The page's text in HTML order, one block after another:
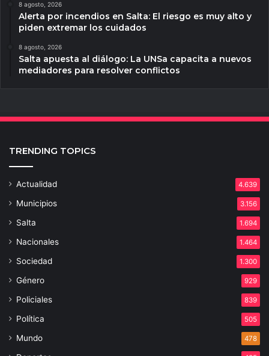
8 agosto, 2026
Alerta por incendios en Salta: El riesgo es muy alto y
piden extremar los cuidados
8 agosto, 2026
Salta apuesta al diálogo: La UNSa capacita a nuevos
mediadores para resolver conflictos
TRENDING TOPICS
Actualidad 4.639
Municipios 3.156
Salta 1.694
Nacionales 1.464
Sociedad 1.300
Género 929
Policiales 839
Política 505
Mundo 478